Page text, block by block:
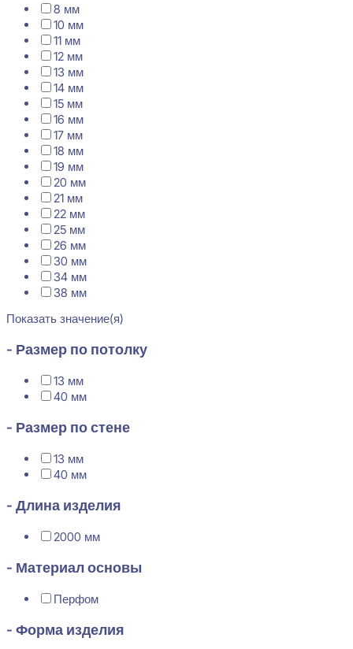
8 мм
10 мм
11 мм
12 мм
13 мм
14 мм
15 мм
16 мм
17 мм
18 мм
19 мм
20 мм
21 мм
22 мм
25 мм
26 мм
30 мм
34 мм
38 мм
Показать значение(я)
- Размер по потолку
13 мм
40 мм
- Размер по стене
13 мм
40 мм
- Длина изделия
2000 мм
- Материал основы
Перфом
- Форма изделия